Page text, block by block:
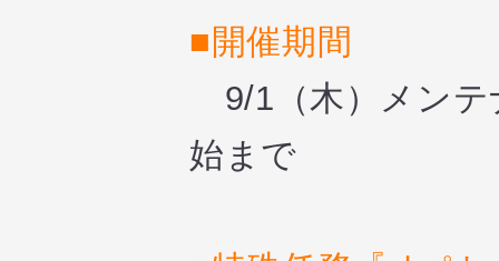
■開催期間
9/1（木）メンテ
始まで